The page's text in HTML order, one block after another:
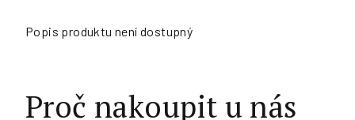
Popis produktu není dostupný
Proč nakoupit u nás